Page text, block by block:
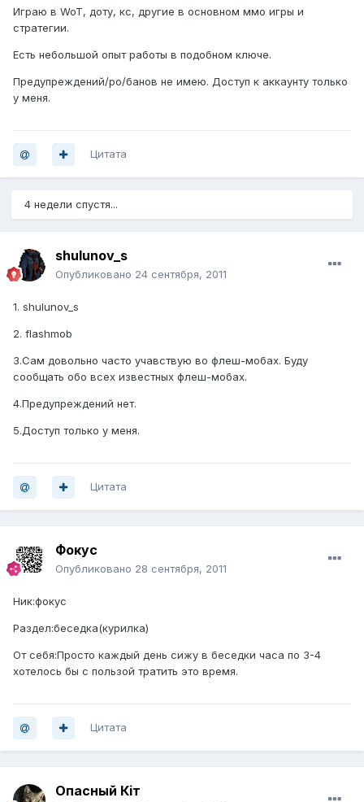
Играю в WoT, доту, кс, другие в основном ммо игры и
стратегии.
Есть небольшой опыт работы в подобном ключе.
Предупреждений/ро/банов не имею. Доступ к аккаунту только
у меня.
Цитата
4 недели спустя...
shulunov_s
Опубликовано 24 сентября, 2011
1. shulunov_s
2. flashmob
3.Сам довольно часто учавствую во флеш-мобах. Буду
сообщать обо всех известных флеш-мобах.
4.Предупреждений нет.
5.Доступ только у меня.
Цитата
Фокус
Опубликовано 28 сентября, 2011
Ник:фокус
Раздел:беседка(курилка)
От себя:Просто каждый день сижу в беседки часа по 3-4
хотелось бы с пользой тратить это время.
Цитата
Опасный Кiт